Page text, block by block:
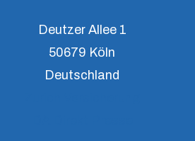
Deutzer Allee 1
50679 Köln
Deutschland